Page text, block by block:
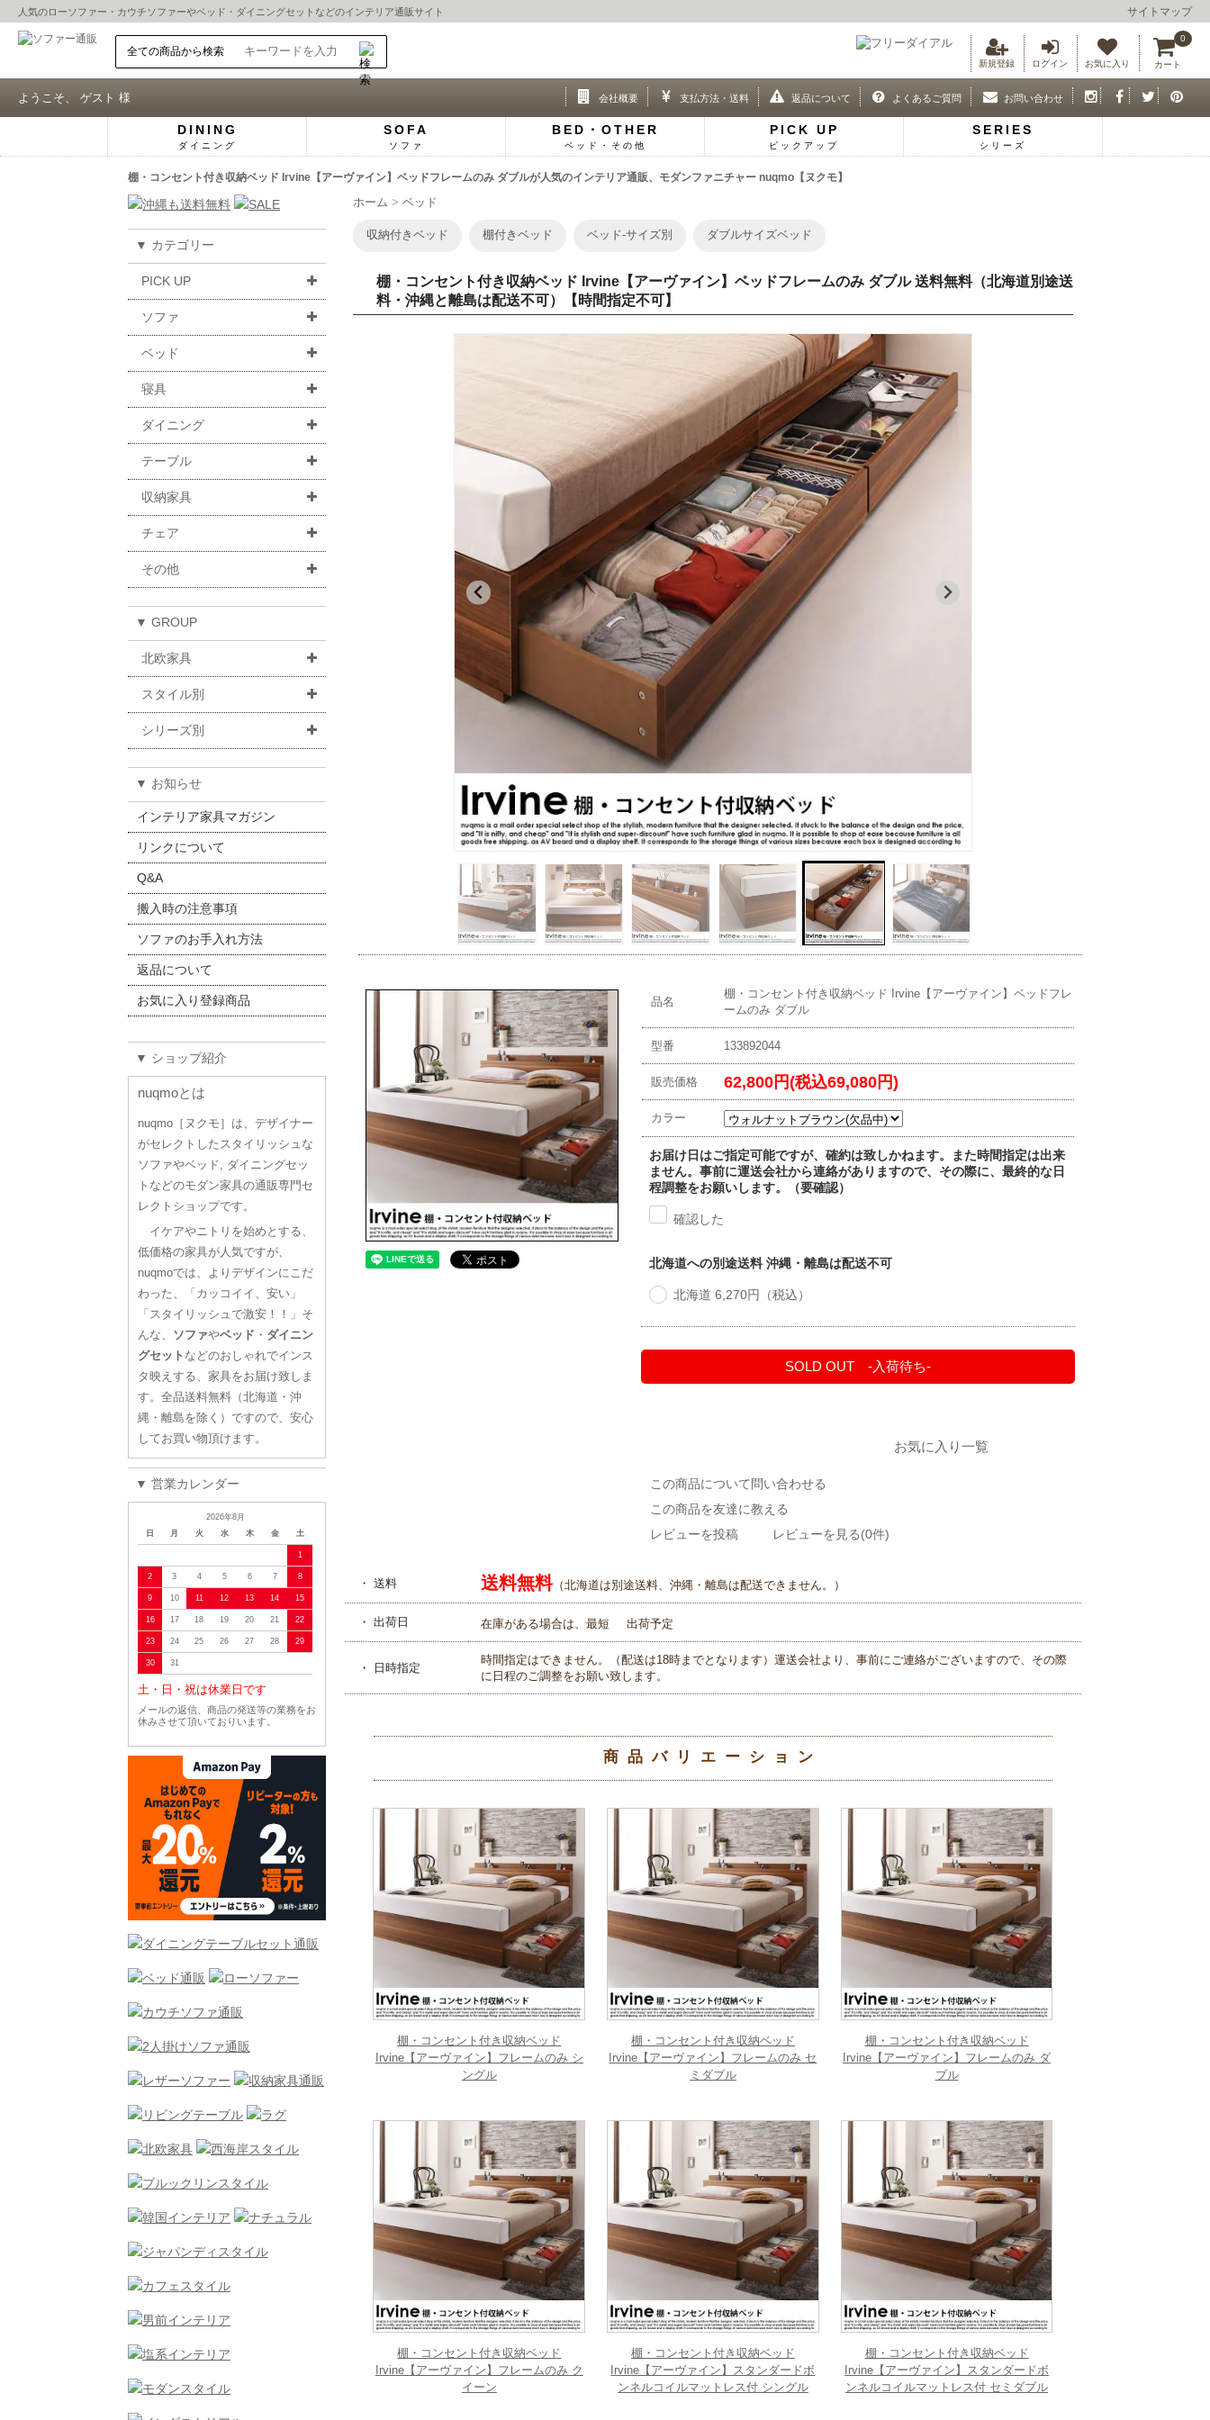
人気のローソファー ・ カウチソファーやベッド ・ ダイニングセット などのインテリア通販サイト サイトマップ
新規登録 ログイン お気に入り カート
0
ようこそ、 ゲスト 様 会社概要 支払方法・送料 返品について よくあるご質問 お問い合わせ
DINING
ダイニング
SOFA
ソファ
BED・OTHER
ベッド・その他
PICK UP
ピックアップ
SERIES
シリーズ
棚・コンセント付き収納ベッド Irvine【アーヴァイン】ベッドフレームのみ ダブルが人気のインテリア通販、モダンファニチャー nuqmo【ヌクモ】
▼ カテゴリー
PICK UP
ソファ
ベッド
寝具
ダイニング
テーブル
収納家具
チェア
その他
▼ GROUP
北欧家具
スタイル別
シリーズ別
▼ お知らせ
インテリア家具マガジン
リンクについて
Q&A
搬入時の注意事項
ソファのお手入れ方法
返品について
お気に入り登録商品
▼ ショップ紹介
nuqmoとは
nuqmo［ヌクモ］は、デザイナー
がセレクトしたスタイリッシュな
ソファやベッド, ダイニングセッ
トなどのモダン家具の通販専門セ
レクトショップです。
イケアやニトリを始めとする、
低価格の家具が人気ですが、
nuqmoでは、よりデザインにこだ
わった、「カッコイイ、安い」
「スタイリッシュで激安！！」そ
んな、 ソファやベッド ・ ダイニン
グセット などのおしゃれでインス
タ映えする、家具をお届け致しま
す。全品送料無料（北海道・沖
縄・離島を除く）ですので、安心
してお買い物頂けます。
▼ 営業カレンダー
2026年8月
日
月 火 水 木 金 土
1
2 3 4 5 6 7 8
9 10 11 12 13 14 15
16 17 18 19 20 21 22
23 24 25 26 27 28 29
30 31
土・日・祝は休業日です
メールの返信、商品の発送等の業務をお
休みさせて頂いておりいます。
ホーム ベッド
収納付きベッド 棚付きベッド ベッド-サイズ別 ダブルサイズベッド
棚・コンセント付き収納ベッド Irvine【アーヴァイン】ベッドフレームのみ ダブル 送料無料（北海道別途送
料・沖縄と離島は配送不可）【時間指定不可】
品名
棚・コンセント付き収納ベッド Irvine【アーヴァイン】ベッドフレ
ームのみ ダブル
型番 133892044
販売価格 62,800円(税込69,080円)
カラー
お届け日はご指定可能ですが、確約は致しかねます。また時間指定は出来
ません。事前に運送会社から連絡がありますので、その際に、最終的な日
程調整をお願いします。（要確認）
確認した
北海道への別途送料 沖縄・離島は配送不可
北海道 6,270円（税込）
SOLD OUT -入荷待ち-
お気に入り一覧
この商品について問い合わせる
この商品を友達に教える
レビューを投稿
レビューを見る(0件)
・ 送料 送料無料（北海道は別途送料、沖縄・離島は配送できません。）
・ 出荷日 在庫がある場合は、最短 出荷予定
・ 日時指定
時間指定はできません。（配送は18時までとなります）運送会社より、事前にご連絡がございますので、その際
に日程のご調整をお願い致します。
商品バリエーション
棚・コンセント付き収納ベッド
Irvine【アーヴァイン】フレームのみ シ
ングル
棚・コンセント付き収納ベッド
Irvine【アーヴァイン】フレームのみ セ
ミダブル
棚・コンセント付き収納ベッド
Irvine【アーヴァイン】フレームのみ ダ
ブル
棚・コンセント付き収納ベッド
Irvine【アーヴァイン】フレームのみ ク
イーン
棚・コンセント付き収納ベッド
Irvine【アーヴァイン】スタンダードボ
ンネルコイルマットレス付 シングル
棚・コンセント付き収納ベッド
Irvine【アーヴァイン】スタンダードボ
ンネルコイルマットレス付 セミダブル